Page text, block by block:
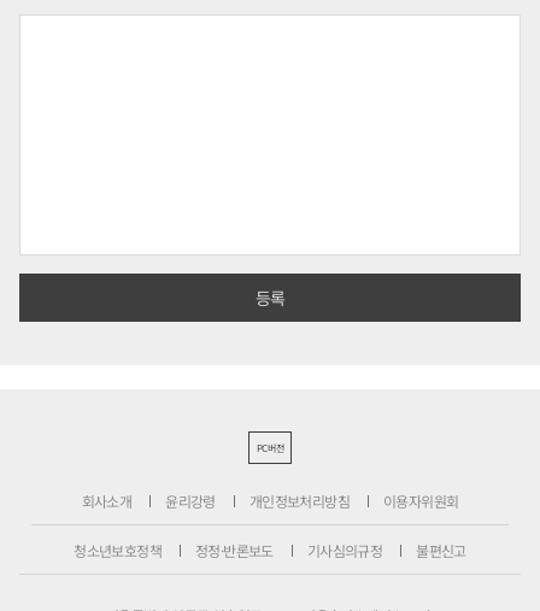
PC버전
회사소개 윤리강령 개인정보처리방침 이용자위원회
청소년보호정책 정정·반론보도 기사심의규정 불편신고